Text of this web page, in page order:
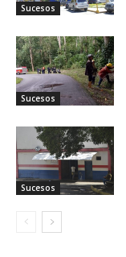
Sucesos
Sucesos
Sucesos